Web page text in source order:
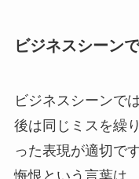
ビジネスシーン
ビジネスシーンで
後は同じミスを繰
った表現が適切です
悔恨という言葉は